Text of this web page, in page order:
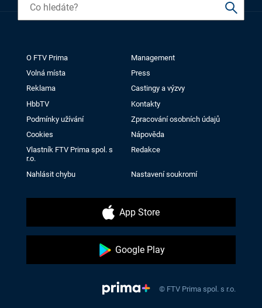
O FTV Prima
Management
Volná místa
Press
Reklama
Castingy a výzvy
HbbTV
Kontakty
Podmínky užívání
Zpracování osobních údajů
Cookies
Nápověda
Vlastník FTV Prima spol. s
r.o.
Redakce
Nahlásit chybu Nastavení soukromí
App Store
Google Play
© FTV Prima spol. s r.o.